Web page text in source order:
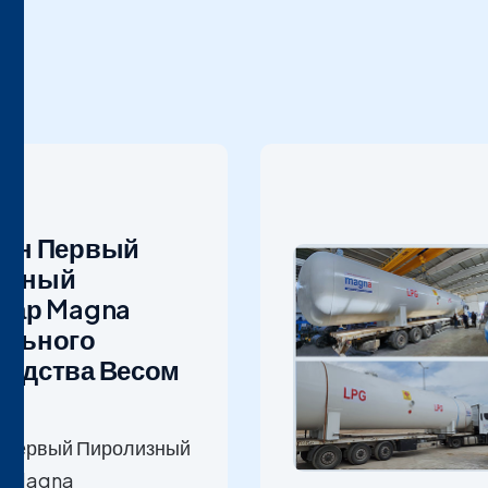
Первый
Magna
Весом
Первый Пиролизный
Magna